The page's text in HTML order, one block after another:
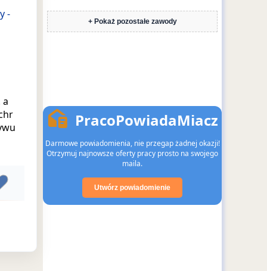
-
+ Pokaż pozostałe zawody
PracoPowiadaMiacz
Darmowe powiadomienia, nie przegap żadnej okazji!
Otrzymuj najnowsze oferty pracy prosto na swojego
maila.
Utwórz powiadomienie